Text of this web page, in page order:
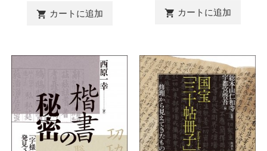
 カートに追加  カートに追加